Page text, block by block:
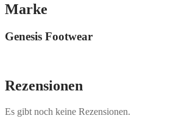
Marke
Genesis Footwear
Rezensionen
Es gibt noch keine Rezensionen.